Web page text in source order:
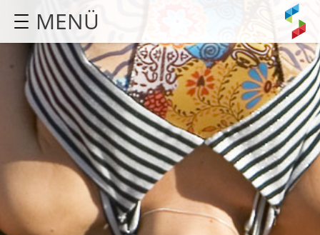
MENÜ
STARTSEITE
AGENTUR
LEISTUNGEN
REFERENZEN
KONTAKT